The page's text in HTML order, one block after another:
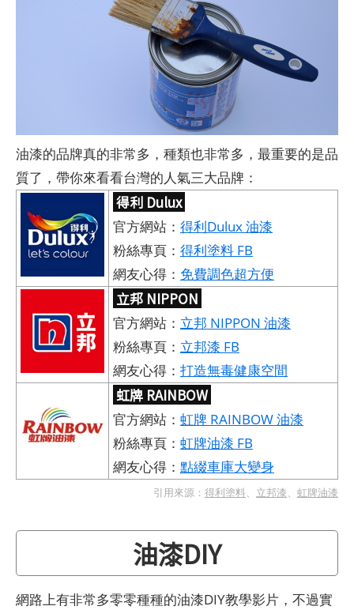
油漆的品牌真的非常多，種類也非常多，最重要的是品
質了，帶你來看看台灣的人氣三大品牌：
得利 Dulux
官方網站： 得利Dulux 油漆
粉絲專頁： 得利塗料 FB
網友心得： 免費調色超方便
立邦 NIPPON
官方網站： 立邦 NIPPON 油漆
粉絲專頁： 立邦漆 FB
網友心得： 打造無毒健康空間
虹牌 RAINBOW
官方網站： 虹牌 RAINBOW 油漆
粉絲專頁： 虹牌油漆 FB
網友心得： 點綴車庫大變身
引用來源： 得利塗料、 立邦漆、 虹牌油漆
油漆DIY
網路上有非常多零零種種的油漆DIY教學影片，不過實